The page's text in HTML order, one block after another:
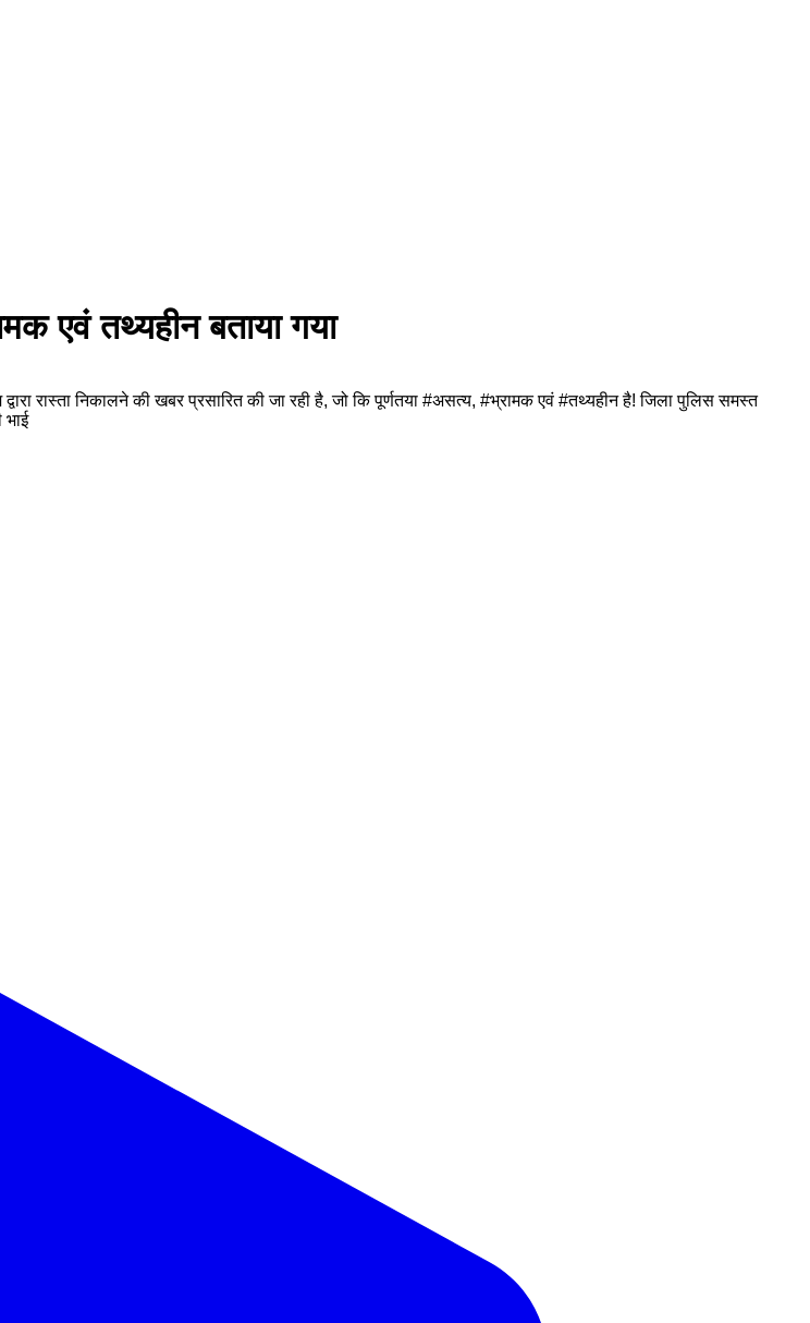
एवं तथ्यहीन बताया गया
रास्ता निकालने की खबर प्रसारित की जा रही है, जो कि पूर्णतया #असत्य, #भ्रामक एवं #तथ्यहीन है! जिला पुलिस समस्त